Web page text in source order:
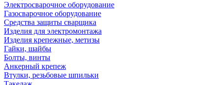
Электросварочное оборудование
Газосварочное оборудование
Средства защиты сварщика
Изделия для электромонтажа
Изделия крепежные, метизы
Гайки, шайбы
Болты, винты
Анкерный крепеж
Втулки, резьбовые шпильки